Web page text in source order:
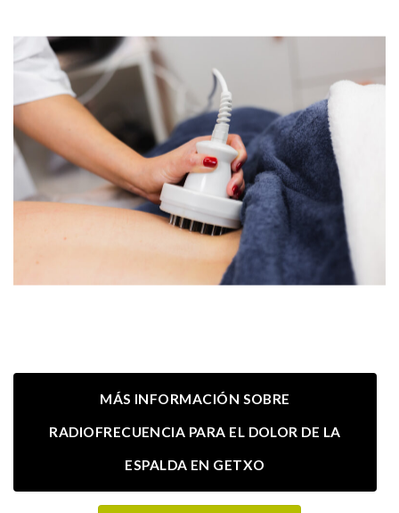
MÁS INFORMACIÓN SOBRE
RADIOFRECUENCIA PARA EL DOLOR DE LA
ESPALDA EN GETXO